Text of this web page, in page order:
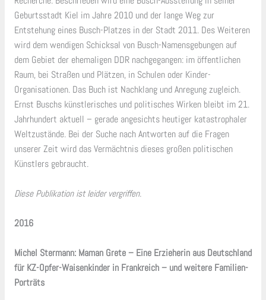
Geburtsstadt Kiel im Jahre 2010 und der lange Weg zur
Entstehung eines Busch-Platzes in der Stadt 2011. Des Weiteren
wird dem wendigen Schicksal von Busch-Namensgebungen auf
dem Gebiet der ehemaligen DDR nachgegangen: im öffentlichen
Raum, bei Straßen und Plätzen, in Schulen oder Kinder-
Organisationen. Das Buch ist Nachklang und Anregung zugleich.
Ernst Buschs künstlerisches und politisches Wirken bleibt im 21.
Jahrhundert aktuell – gerade angesichts heutiger katastrophaler
Weltzustände. Bei der Suche nach Antworten auf die Fragen
unserer Zeit wird das Vermächtnis dieses großen politischen
Künstlers gebraucht.
Diese Publikation ist leider vergriffen.
2016
Michel Stermann: Maman Grete – Eine Erzieherin aus Deutschland
für KZ-Opfer-Waisenkinder in Frankreich – und weitere Familien-
Porträts